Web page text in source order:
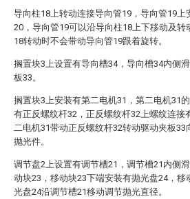
导向柱18上转动连接导向管19，导向管19上
20，导向管19可以沿导向柱18上下移动及转
18转动时不会带动导向管19跟着旋转。
搁置块3上设置有导向槽34，导向槽34内侧
板33。
搁置块3上安装有第二电机31，第二电机31
有正反螺纹杆32，正反螺纹杆32上螺纹连接
二电机31带动正反螺纹杆32转动驱动夹板33
抛光件。
调节盘2上设置有调节槽21，调节槽21内侧
动块23，移动块23下端安装有抛光盘24，移
光盘24沿调节槽21移动调节抛光直径。